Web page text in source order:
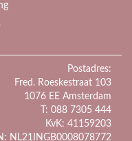
Postadres:
Fred. Roeskestraat 103
1076 EE Amsterdam
T: 088 7305 444
KvK: 41159203
NL21INGB0008078772